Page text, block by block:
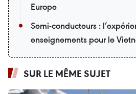
Europe
Semi-conducteurs :
enseignements pour le
SUR LE MÊME SUJET